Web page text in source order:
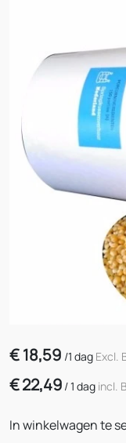
€18,59 /1 dag Excl.
€22,49 /1 dag incl.
In winkelwagen te